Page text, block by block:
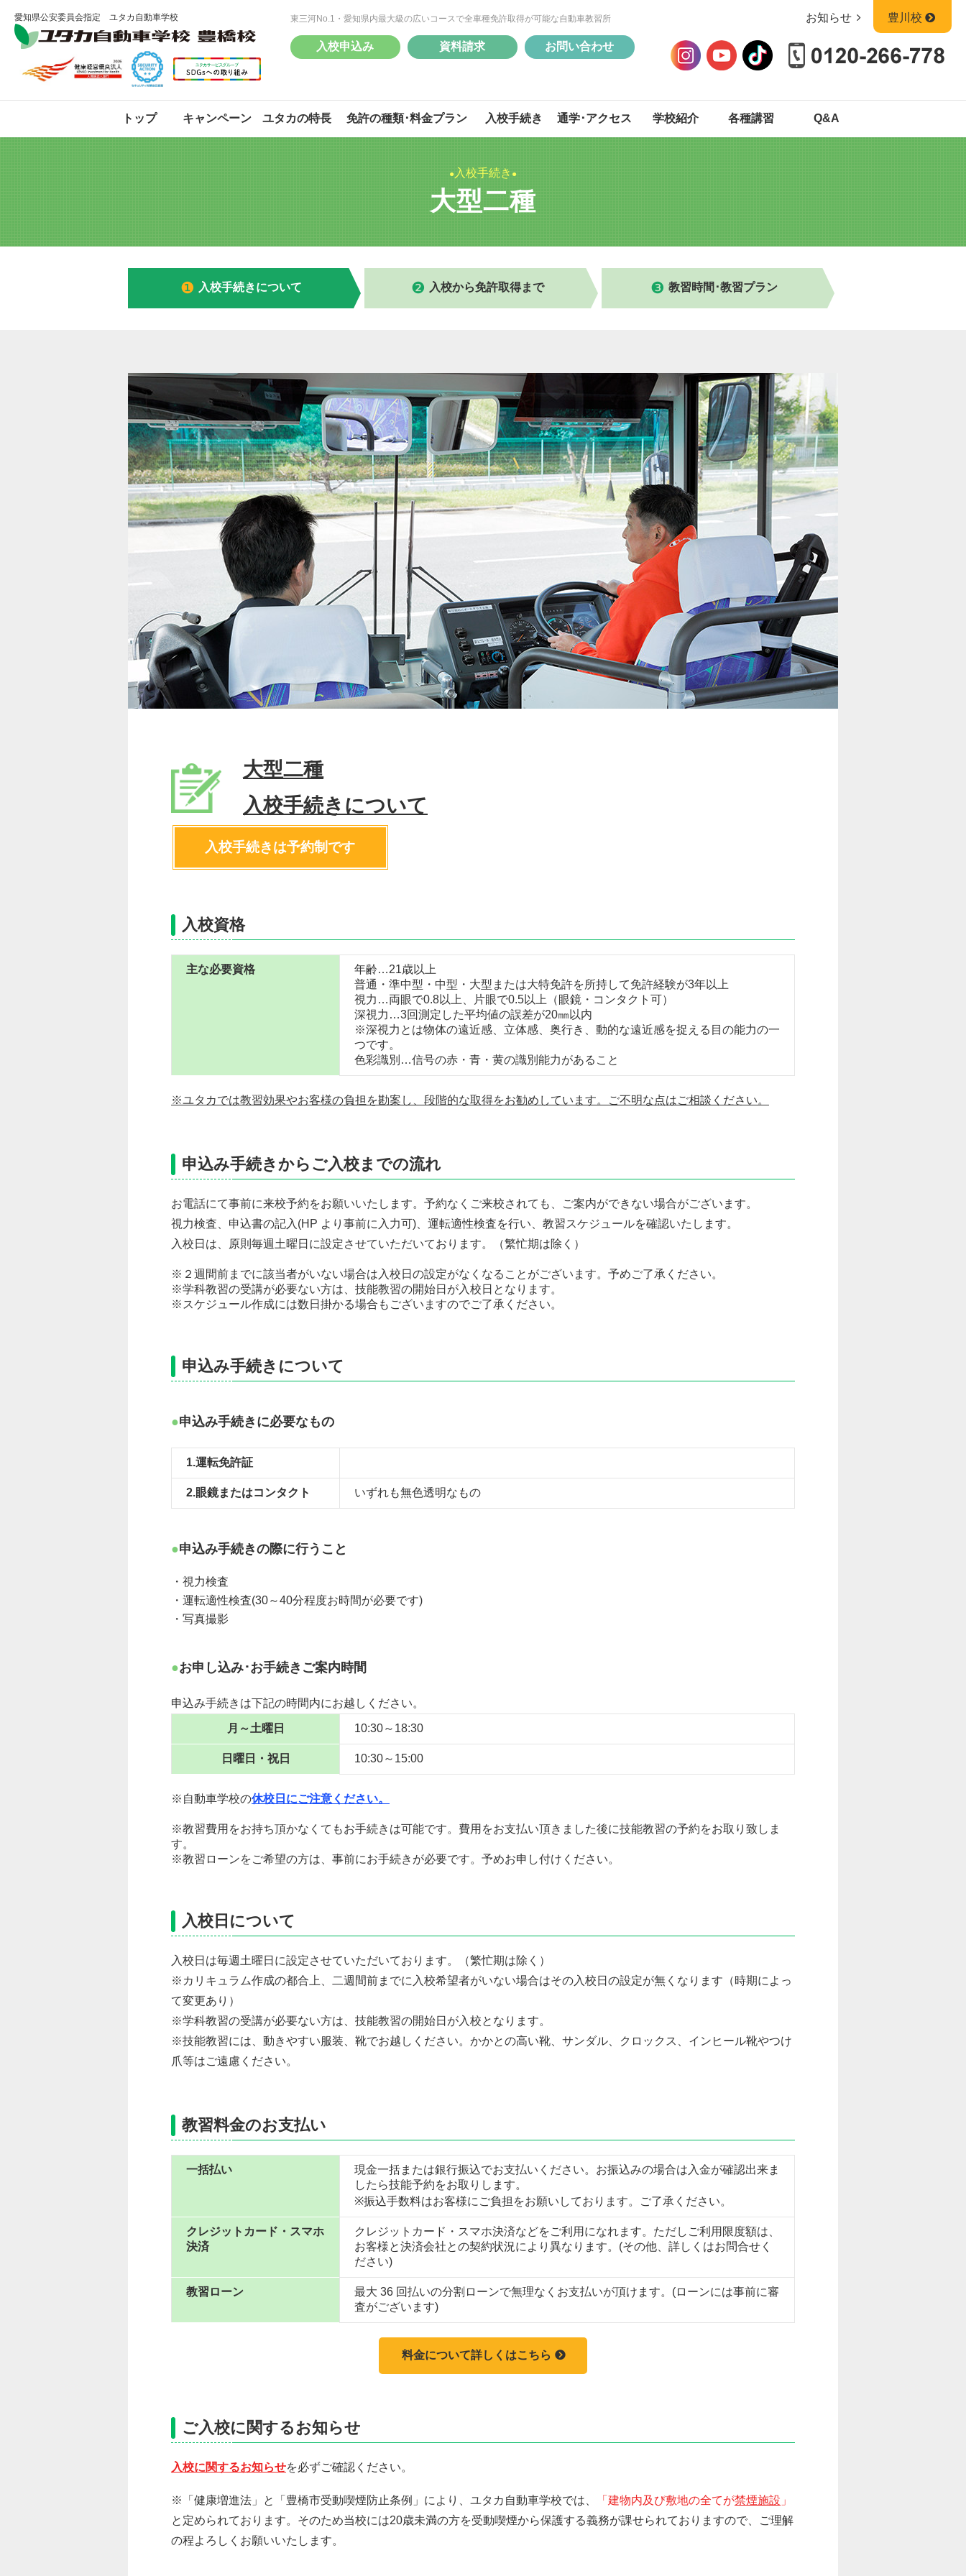
愛知県公安委員会指定 ユタカ自動車学校 東三河No.1・愛知県内最大級の広いコースで全車種免許取得が可能な自動車教習所
入校申込み 資料請求 お問い合わせ
お知らせ 豊川校
トップ キャンペーン ユタカの特長 免許の種類･料金プラン
準中型
大型特殊
中型二種 大型二種
二種免許 中型免許 大型免許
受験資格特例教習
入校手続き
準中型
大型特殊
中型二種 大型二種
通学･アクセス 学校紹介 各種講習 Q&A
入校手続き
大型二種
入校手続きについて 入校から免許取得まで 教習時間･教習プラン
大型二種
入校手続きについて
入校手続きは予約制です
入校資格
主な必要資格
年齢…21歳以上
普通・準中型・中型・大型または大特免許を所持して免許経験が3年以上
視力…両眼で0.8以上、片眼で0.5以上（眼鏡・コンタクト可）
深視力…3回測定した平均値の誤差が20㎜以内
※深視力とは物体の遠近感、立体感、奥行き、動的な遠近感を捉える目の能力の一
つです。
色彩識別…信号の赤・青・黄の識別能力があること
※ユタカでは教習効果やお客様の負担を勘案し、段階的な取得をお勧めしています。ご不明な点はご相談ください。
申込み手続きからご入校までの流れ
お電話にて事前に来校予約をお願いいたします。予約なくご来校されても、ご案内ができない場合がございます。
視力検査、申込書の記入(HP より事前に入力可)、運転適性検査を行い、教習スケジュールを確認いたします。
入校日は、原則毎週土曜日に設定させていただいております。（繁忙期は除く）
※２週間前までに該当者がいない場合は入校日の設定がなくなることがございます。予めご了承ください。
※学科教習の受講が必要ない方は、技能教習の開始日が入校日となります。
※スケジュール作成には数日掛かる場合もございますのでご了承ください。
申込み手続きについて
申込み手続きに必要なもの
1.運転免許証
2.眼鏡またはコンタクト いずれも無色透明なもの
申込み手続きの際に行うこと
・視力検査
・運転適性検査(30～40分程度お時間が必要です)
・写真撮影
お申し込み･お手続きご案内時間
申込み手続きは下記の時間内にお越しください。
月～土曜日 10:30～18:30
日曜日・祝日 10:30～15:00
※自動車学校の休校日にご注意ください。
※教習費用をお持ち頂かなくてもお手続きは可能です。費用をお支払い頂きました後に技能教習の予約をお取り致しま
す。
※教習ローンをご希望の方は、事前にお手続きが必要です。予めお申し付けください。
入校日について
入校日は毎週土曜日に設定させていただいております。（繁忙期は除く）
※カリキュラム作成の都合上、二週間前までに入校希望者がいない場合はその入校日の設定が無くなります（時期によっ
て変更あり）
※学科教習の受講が必要ない方は、技能教習の開始日が入校となります。
※技能教習には、動きやすい服装、靴でお越しください。かかとの高い靴、サンダル、クロックス、インヒール靴やつけ
爪等はご遠慮ください。
教習料金のお支払い
一括払い
現金一括または銀行振込でお支払いください。お振込みの場合は入金が確認出来ま
したら技能予約をお取りします。
※振込手数料はお客様にご負担をお願いしております。ご了承ください。
クレジットカード・スマホ
決済
クレジットカード・スマホ決済などをご利用になれます。ただしご利用限度額は、
お客様と決済会社との契約状況により異なります。(その他、詳しくはお問合せく
ださい)
教習ローン
最大 36 回払いの分割ローンで無理なくお支払いが頂けます。(ローンには事前に審
査がございます)
料金について詳しくはこちら
ご入校に関するお知らせ
入校に関するお知らせを必ずご確認ください。
※「健康増進法」と「豊橋市受動喫煙防止条例」により、ユタカ自動車学校では、 「建物内及び敷地の全てが禁煙施設 」
と定められております。そのため当校には20歳未満の方を受動喫煙から保護する義務が課せられておりますので、ご理解
の程よろしくお願いいたします。